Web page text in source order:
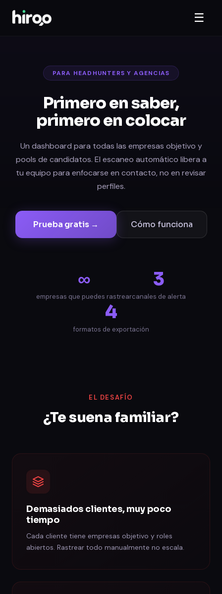
☰
PARA HEADHUNTERS Y AGENCIAS
Primero en saber,
primero en colocar
Un dashboard para todas las empresas objetivo y
pools de candidatos. El escaneo automático libera a
tu equipo para enfocarse en contacto, no en revisar
perfiles.
Prueba gratis → Cómo funciona
∞
empresas que puedes rastrear
3
canales de alerta
4
formatos de exportación
EL DESAFÍO
¿Te suena familiar?
Demasiados clientes, muy poco
tiempo
Cada cliente tiene empresas objetivo y roles
abiertos. Rastrear todo manualmente no escala.